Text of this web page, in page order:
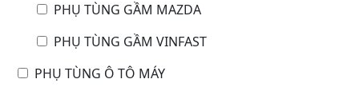
PHỤ TÙNG GẦM MAZDA
PHỤ TÙNG GẦM VINFAST
PHỤ TÙNG Ô TÔ MÁY